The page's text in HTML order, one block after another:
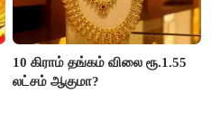
10 கிராம் தங்கம் விலை ரூ.1.55
லட்சம் ஆகுமா?